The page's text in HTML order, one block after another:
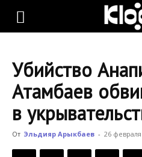
KLOOP.KG
Новости
Убийство
Атамбаев
в
От Эльдияр Арыкбаев - 26